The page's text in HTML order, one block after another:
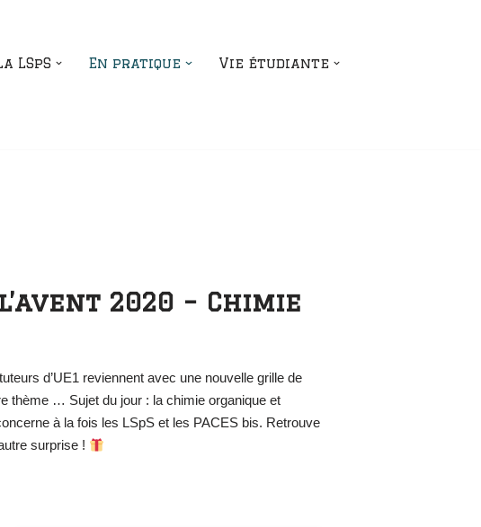
LSpS En pratique
Vie étudiante
2020 – Chimie
d’UE1 reviennent avec une nouvelle grille de
thème … Sujet du jour : la chimie organique et
à la fois les LSpS et les PACES bis. Retrouve
surprise !